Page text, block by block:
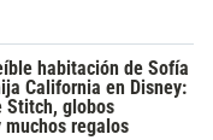
habitación de Sofía
California en Disney:
Stitch, globos
regalos